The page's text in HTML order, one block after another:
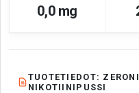
0,0 mg
TUOTETIEDOT:
NIKOTIINIPUSSI